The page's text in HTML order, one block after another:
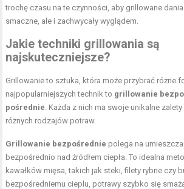
trochę czasu na te czynności, aby grillowane dania
smaczne, ale i zachwycały wyglądem.
Jakie techniki grillowania są
najskuteczniejsze?
Grillowanie to sztuka, która może przybrać różne
najpopularniejszych technik to grillowanie
pośrednie . Każda z nich ma swoje unikalne
różnych rodzajów potraw.
Grillowanie bezpośrednie polega na
bezpośrednio nad źródłem ciepła. To idealna
kawałków mięsa, takich jak steki, filety rybne czy
bezpośredniemu cieplu, potrawy szybko się